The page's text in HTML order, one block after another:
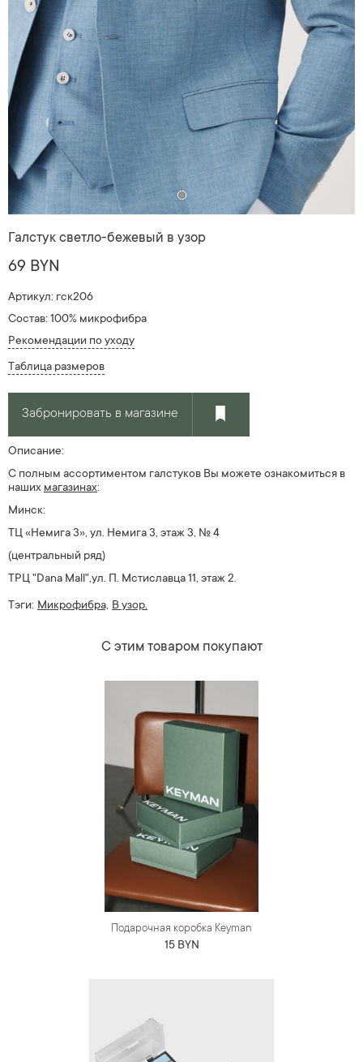
Галстук светло-бежевый в узор
69 BYN
Артикул: гск206
Состав: 100% микрофибра
Рекомендации по уходу
Таблица размеров
Забронировать в магазине
Описание:
С полным ассортиментом галстуков Вы можете ознакомиться в
наших магазинах:
Минск:
ТЦ «Немига 3», ул. Немига 3, этаж 3, № 4
(центральный ряд)
ТРЦ "Dana Mall",ул. П. Мстиславца 11, этаж 2.
Тэги: Микрофибра, В узор.
С этим товаром покупают
Подарочная коробка Keyman
15 BYN